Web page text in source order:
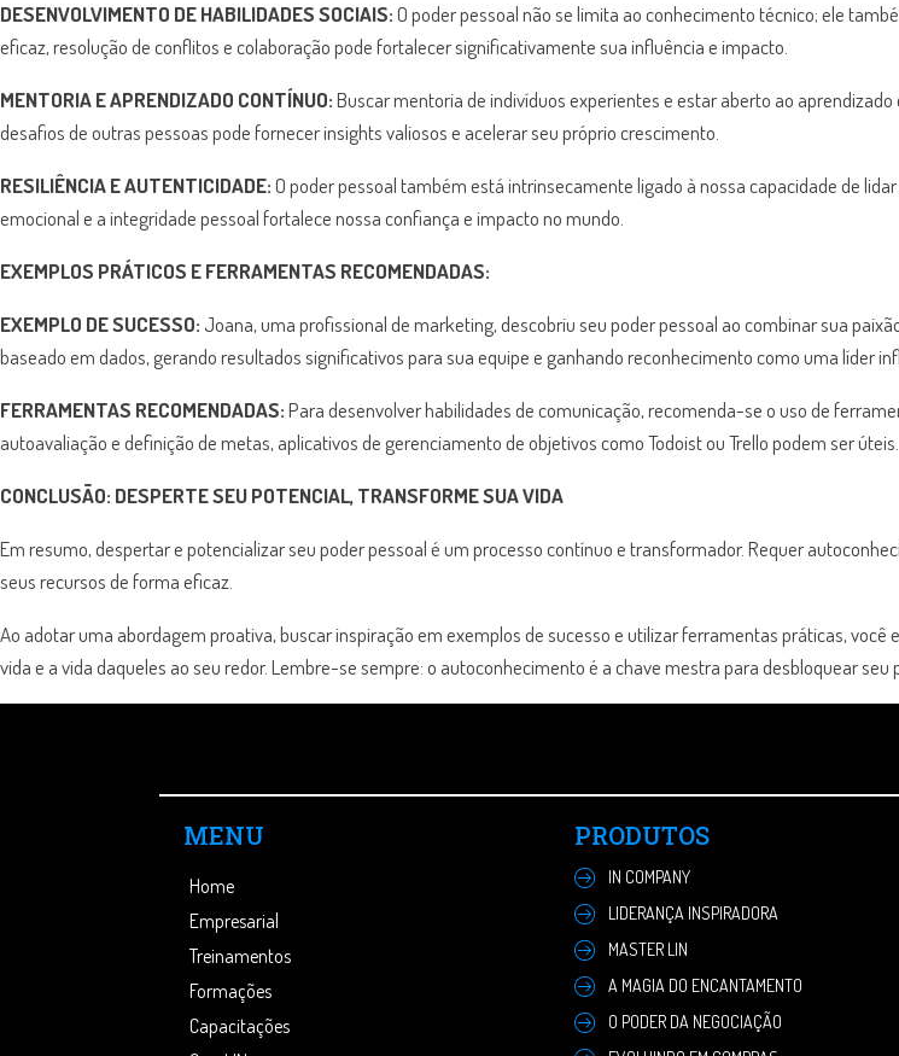
DESENVOLVIMENTO DE HABILIDADES SOCIAIS:O poder pessoal não se limita ao conhecimento técnico; ele
eficaz, resolução de conflitos e colaboração pode fortalecer significativamente sua influência e impacto.
MENTORIA E APRENDIZADO CONTÍNUO:Buscar mentoria de indivíduos experientes e estar aberto ao
desafios de outras pessoas pode fornecer insights valiosos e acelerar seu próprio crescimento.
RESILIÊNCIA E AUTENTICIDADE:O poder pessoal também está intrinsecamente ligado à nossa capacidade de
emocional e a integridade pessoal fortalece nossa confiança e impacto no mundo.
EXEMPLOS PRÁTICOS E FERRAMENTAS RECOMENDADAS:
EXEMPLO DE SUCESSO: Joana, uma profissional de marketing, descobriu seu poder pessoal ao combinar sua
baseado em dados, gerando resultados significativos para sua equipe e ganhando reconhecimento como uma líder
FERRAMENTAS RECOMENDADAS:Para desenvolver habilidades de comunicação, recomenda-se o uso de
autoavaliação e definição de metas, aplicativos de gerenciamento de objetivos como Todoist ou Trello podem ser úteis.
CONCLUSÃO: DESPERTE SEU POTENCIAL, TRANSFORME SUA VIDA
Em resumo, despertar e potencializar seu poder pessoal é um processo contínuo e transformador. Requer
seus recursos de forma eficaz.
Ao adotar uma abordagem proativa, buscar inspiração em exemplos de sucesso e utilizar ferramentas práticas,
vida e a vida daqueles ao seu redor. Lembre-se sempre: o autoconhecimento é a chave mestra para desbloquear seu
MENU
Home
Empresarial
Treinamentos
Formações
Capacitações
PRODUTOS
IN COMPANY
LIDERANÇA INSPIRADORA
MASTER LIN
A MAGIA DO ENCANTAMENTO
O PODER DA NEGOCIAÇÃO